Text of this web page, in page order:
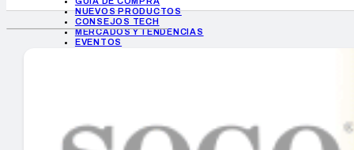
NUEVOS PRODUCTOS
CONSEJOS TECH
MERCADOS Y TENDENCIAS
EVENTOS
INICIO